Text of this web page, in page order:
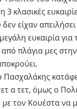
3 κλασικές
δεν είχαν
ευκαιρία
πλάγια μες
α τετ, όμως ο
τον Κουέστα να